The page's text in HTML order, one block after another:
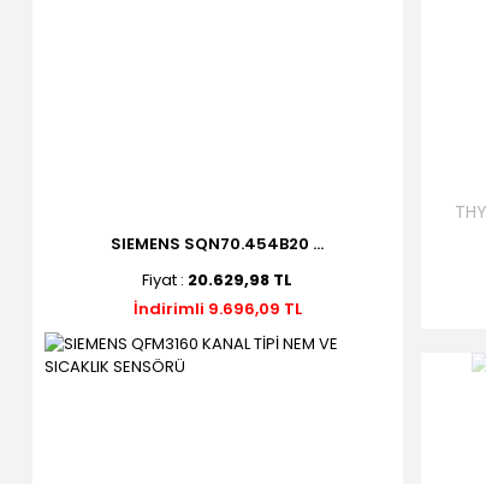
SIEMENS SQN70.454B20 ...
Fiyat : 20.629,98 TL
İndirimli 9.696,09 TL